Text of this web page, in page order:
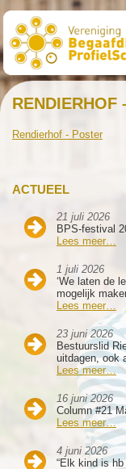
ACTUEEL
21 juli 2026
BPS-festival
Lees meer…
1 juli 2026
‘We laten de
mogelijk
Lees meer…
23 juni 2026
Bestuurslid
uitdagen, ook
Lees meer…
16 juni 2026
Column #21
Lees meer…
4 juni 2026
“Elk kind is
RENDIERHOF
Rendierhof - Poster